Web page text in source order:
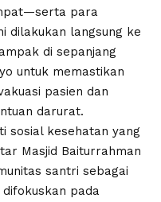
para
dilakukan langsung ke
di sepanjang
untuk memastikan
pasien dan
darurat.
sosial kesehatan yang
Masjid Baiturrahman
santri sebagai
pada